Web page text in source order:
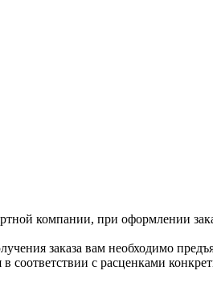
компании, при оформлении
заказа вам необходимо
соответствии с расценками